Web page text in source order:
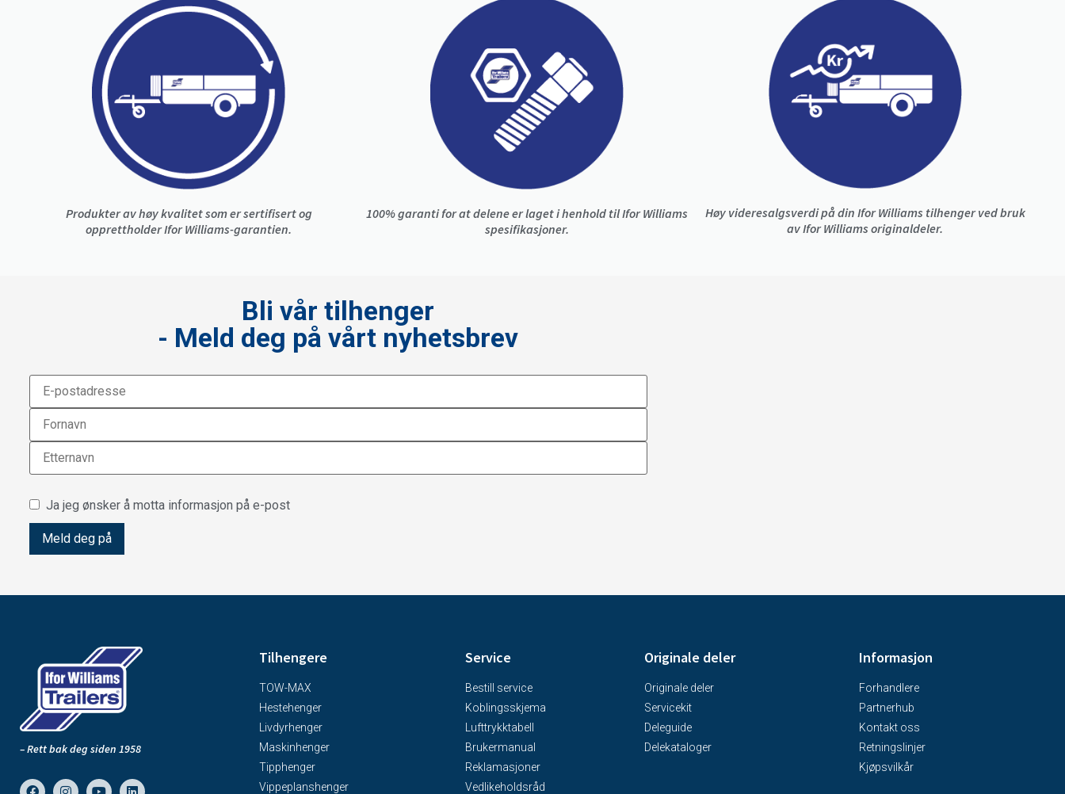
Produkter av høy kvalitet som er sertifisert og
opprettholder Ifor Williams-garantien.
100% garanti for at delene er laget i henhold til Ifor Williams
spesifikasjoner.
Høy videresalgsverdi på din Ifor Williams tilhenger ved bruk
av Ifor Williams originaldeler.
Bli vår tilhenger
- Meld deg på vårt nyhetsbrev
Ja jeg ønsker å motta informasjon på e-post
– Rett bak deg siden 1958
Tilhengere
TOW-MAX
Hestehenger
Livdyrhenger
Maskinhenger
Tipphenger
Vippeplanshenger
Service
Bestill service
Koblingsskjema
Lufttrykktabell
Brukermanual
Reklamasjoner
Vedlikeholdsråd
Originale deler
Originale deler
Servicekit
Deleguide
Delekataloger
Informasjon
Forhandlere
Partnerhub
Kontakt oss
Retningslinjer
Kjøpsvilkår